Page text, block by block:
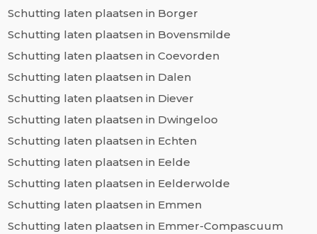
Schutting laten plaatsen in Borger
Schutting laten plaatsen in Bovensmilde
Schutting laten plaatsen in Coevorden
Schutting laten plaatsen in Dalen
Schutting laten plaatsen in Diever
Schutting laten plaatsen in Dwingeloo
Schutting laten plaatsen in Echten
Schutting laten plaatsen in Eelde
Schutting laten plaatsen in Eelderwolde
Schutting laten plaatsen in Emmen
Schutting laten plaatsen in Emmer-Compascuum